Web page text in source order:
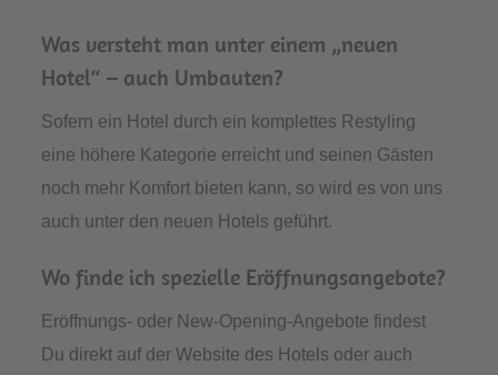
Was versteht man unter einem „neuen
Hotel“ – auch Umbauten?
Sofern ein Hotel durch ein komplettes Restyling
eine höhere Kategorie erreicht und seinen Gästen
noch mehr Komfort bieten kann, so wird es von uns
auch unter den neuen Hotels geführt.
Wo finde ich spezielle Eröffnungsangebote?
Eröffnungs- oder New-Opening-Angebote findest
Du direkt auf der Website des Hotels oder auch